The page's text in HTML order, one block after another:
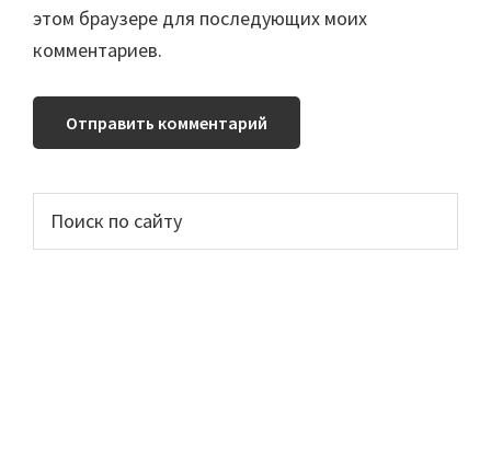
этом браузере для последующих моих
комментариев.
Основной
сайдбар